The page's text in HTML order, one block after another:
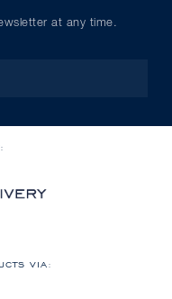
at any time.
VIA: